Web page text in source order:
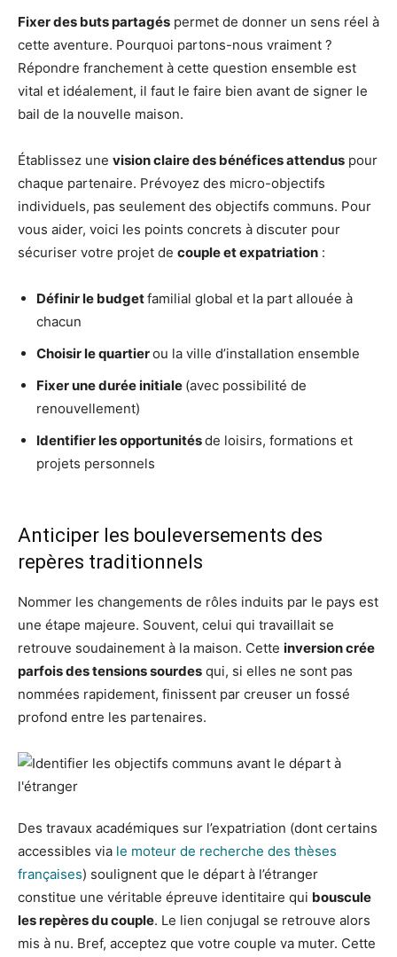
Fixer des buts partagés permet de donner un sens réel à
cette aventure. Pourquoi partons-nous vraiment ?
Répondre franchement à cette question ensemble est
vital et idéalement, il faut le faire bien avant de signer le
bail de la nouvelle maison.
Établissez une vision claire des bénéfices attendus pour
chaque partenaire. Prévoyez des micro-objectifs
individuels, pas seulement des objectifs communs. Pour
vous aider, voici les points concrets à discuter pour
sécuriser votre projet de couple et expatriation :
Définir le budgetfamilial global et la part allouée à
chacun
Choisir le quartierou la ville d’installation ensemble
Fixer une durée initiale (avec possibilité de
renouvellement)
Identifier les opportunitésde loisirs, formations et
projets personnels
Anticiper les bouleversements des
repères traditionnels
Nommer les changements de rôles induits par le pays est
une étape majeure. Souvent, celui qui travaillait se
retrouve soudainement à la maison. Cette inversion crée
parfois des tensions sourdes qui, si elles ne sont pas
nommées rapidement, finissent par creuser un fossé
profond entre les partenaires.
Des travaux académiques sur l’expatriation (dont certains
accessibles via le moteur de recherche des thèses
françaises) soulignent que le départ à l’étranger
constitue une véritable épreuve identitaire qui bouscule
les repères du couple. Le lien conjugal se retrouve alors
mis à nu. Bref, acceptez que votre couple va muter. Cette